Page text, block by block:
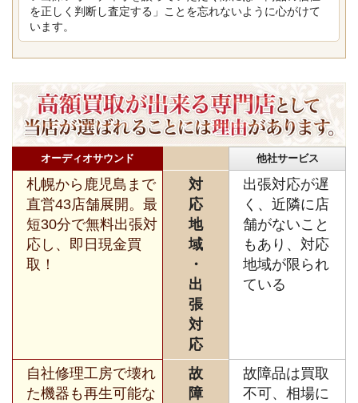
を正しく判断し査定する」ことを忘れないように心がけて
います。
オーディオサウンド 他社サービス
札幌から鹿児島まで
直営43店舗展開。最
短30分で無料出張対
応し、即日現金買
取！
対
応
地
域
・
出
張
対
応
出張対応が遅
く、近隣に店
舗がないこと
もあり、対応
地域が限られ
ている
自社修理工房で壊れ
た機器も再生可能な
故
障
故障品は買取
不可、相場に